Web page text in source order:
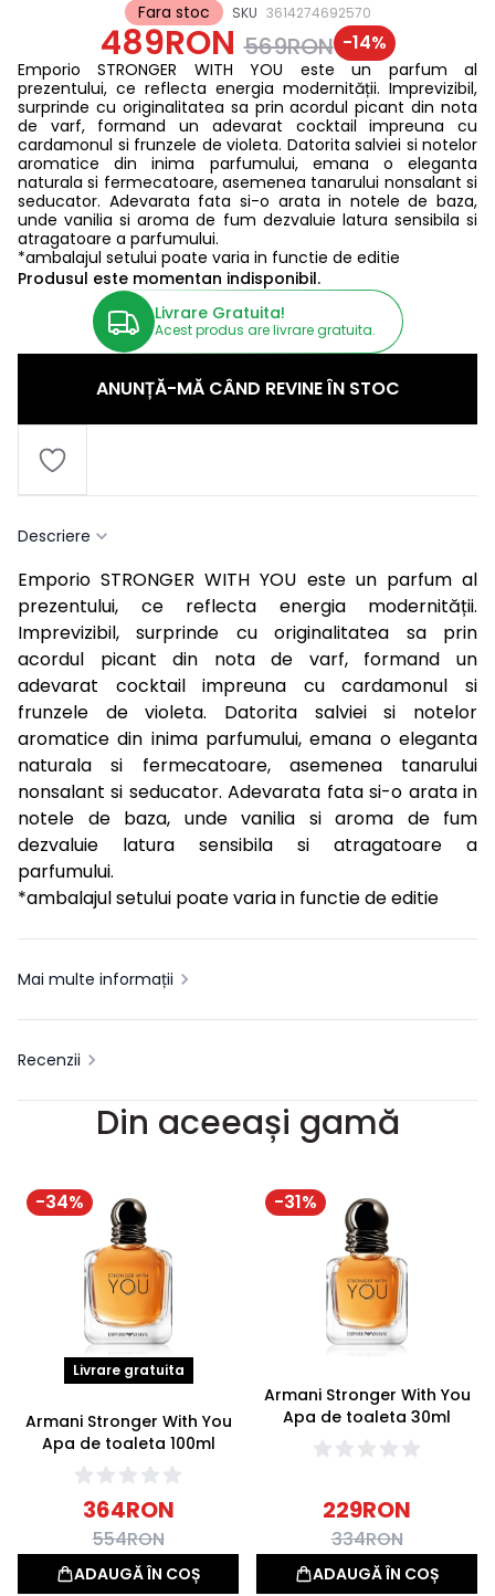
Fara stoc SKU 3614274692570
489RON 569RON -14%
Emporio STRONGER WITH YOU este un parfum al
prezentului, ce reflecta energia modernității. Imprevizibil,
surprinde cu originalitatea sa prin acordul picant din nota
de varf, formand un adevarat cocktail impreuna cu
cardamonul si frunzele de violeta. Datorita salviei si notelor
aromatice din inima parfumului, emana o eleganta
naturala si fermecatoare, asemenea tanarului nonsalant si
seducator. Adevarata fata si-o arata in notele de baza,
unde vanilia si aroma de fum dezvaluie latura sensibila si
atragatoare a parfumului.
*ambalajul setului poate varia in functie de editie
Produsul este momentan indisponibil.
Livrare Gratuita!
Acest produs are livrare gratuita.
ANUNȚĂ-MĂ CÂND REVINE ÎN STOC
Descriere
Emporio STRONGER WITH YOU este un parfum al
prezentului, ce reflecta energia modernității.
Imprevizibil, surprinde cu originalitatea sa prin
acordul picant din nota de varf, formand un
adevarat cocktail impreuna cu cardamonul si
frunzele de violeta. Datorita salviei si notelor
aromatice din inima parfumului, emana o eleganta
naturala si fermecatoare, asemenea tanarului
nonsalant si seducator. Adevarata fata si-o arata in
notele de baza, unde vanilia si aroma de fum
dezvaluie latura sensibila si atragatoare a
parfumului.
*ambalajul setului poate varia in functie de editie
Mai multe informații
Recenzii
Din aceeași gamă
-34%
Livrare gratuita
Armani Stronger With You
Apa de toaleta 100ml
364RON
554RON
ADAUGĂ ÎN COȘ
-31%
Armani Stronger With You
Apa de toaleta 30ml
229RON
334RON
ADAUGĂ ÎN COȘ